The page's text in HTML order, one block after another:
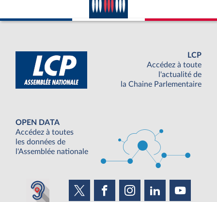
LCP
Accédez à toute
l'actualité de
la Chaine Parlementaire
OPEN DATA
Accédez à toutes
les données de
l'Assemblée nationale